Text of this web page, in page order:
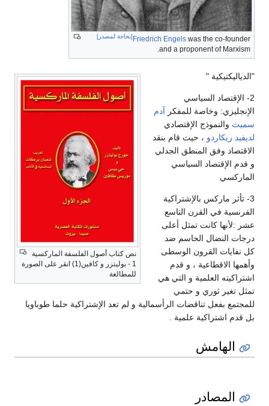
Friedrich Engels was the co-founder [بحاجة لمصدر]
and a proponent of Marxism.
نص كتاب أصول الفلسفة الماركسية
1 - بوليتزر و كافين(1) انقر على الصورة
للمطالعة
"الدياليكتيكية "
2- الإقتصاد السياسي
الإنجليزي: وخاصة للمفكر آدم
سميث والنموذج الإقتصادي
لديفيد ريكاردو ، حيث قام بنقد
الاقتصاد وفق المنطق الجدلي
و قدم الإقتصاد السياسي
الماركسي
3- تأثر ماركس بالإشتراكية
الفرنسية في القرن التاسع
عشر :لأنها كانت تمثل أعلى
درجات النضال الحاسم ضد
كل نفايات القرون الوسطى
وأهمها الاقطاعية ، و قدم
اشتراكيته العلمية و التي هي
تمثل تغير ثوري و حتمي
للمجتمع بفعل تناقضات الرأسمالية و لم تعد الإشتراكية حلما طوباويا
بل قدم اشتراكية علمية .
الهامش
المصادر